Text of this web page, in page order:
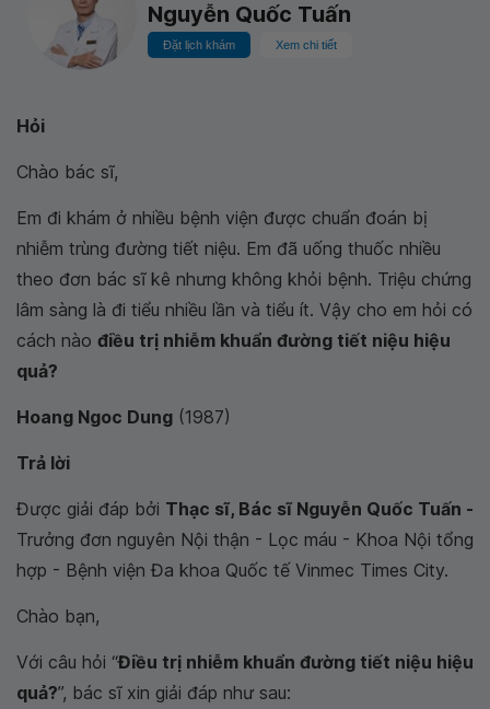
Nguyễn Quốc Tuấn
Đặt lịch khám Xem chi tiết
Hỏi
Chào bác sĩ,
Em đi khám ở nhiều bệnh viện được chuẩn đoán bị
nhiễm trùng đường tiết niệu. Em đã uống thuốc nhiều
theo đơn bác sĩ kê nhưng không khỏi bệnh. Triệu chứng
lâm sàng là đi tiểu nhiều lần và tiểu ít. Vậy cho em hỏi có
cách nào điều trị nhiễm khuẩn đường tiết niệu hiệu
quả?
Hoang Ngoc Dung (1987)
Trả lời
Được giải đáp bởi Thạc sĩ, Bác sĩ Nguyễn Quốc Tuấn -
Trưởng đơn nguyên Nội thận - Lọc máu - Khoa Nội tổng
hợp - Bệnh viện Đa khoa Quốc tế Vinmec Times City.
Chào bạn,
Với câu hỏi “Điều trị nhiễm khuẩn đường tiết niệu hiệu
quả?”, bác sĩ xin giải đáp như sau: